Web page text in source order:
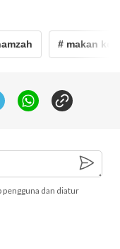
# makan
pengguna dan diatur